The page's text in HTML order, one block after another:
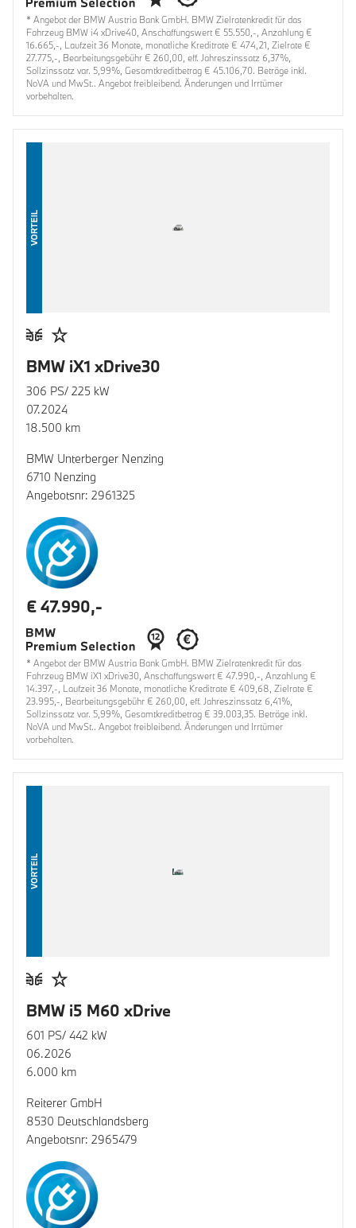
* Angebot der BMW Austria Bank GmbH. BMW Zielratenkredit für das
Fahrzeug BMW i4 xDrive40, Anschaffungswert € 55.550,-, Anzahlung €
16.665,-, Laufzeit 36 Monate, monatliche Kreditrate € 474,21, Zielrate €
27.775,-, Bearbeitungsgebühr € 260,00, eff. Jahreszinssatz 6,37%,
Sollzinssatz var. 5,99%, Gesamtkreditbetrag € 45.106,70. Beträge inkl.
NoVA und MwSt.. Angebot freibleibend. Änderungen und Irrtümer
vorbehalten.
VORTEIL
BMW iX1 xDrive30
306 PS/ 225 kW
07.2024
18.500 km
BMW Unterberger Nenzing
6710 Nenzing
Angebotsnr: 2961325
€ 47.990,-
* Angebot der BMW Austria Bank GmbH. BMW Zielratenkredit für das
Fahrzeug BMW iX1 xDrive30, Anschaffungswert € 47.990,-, Anzahlung €
14.397,-, Laufzeit 36 Monate, monatliche Kreditrate € 409,68, Zielrate €
23.995,-, Bearbeitungsgebühr € 260,00, eff. Jahreszinssatz 6,41%,
Sollzinssatz var. 5,99%, Gesamtkreditbetrag € 39.003,35. Beträge inkl.
NoVA und MwSt.. Angebot freibleibend. Änderungen und Irrtümer
vorbehalten.
VORTEIL
BMW i5 M60 xDrive
601 PS/ 442 kW
06.2026
6.000 km
Reiterer GmbH
8530 Deutschlandsberg
Angebotsnr: 2965479